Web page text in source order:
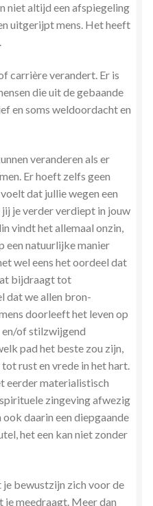
niet altijd een afspiegeling
uitgerijpt mens. Het heeft
carrière verandert. Er is
die uit de gebaande
en soms weldoordacht en
veranderen als er
Er hoeft zelfs geen
dat jullie wegen een
je verder verdiept in jouw
vindt het allemaal onzin,
een natuurlijke manier
wel eens het oordeel dat
bijdraagt tot
dat we allen bron-
doorleeft het leven op
of stilzwijgend
pad het beste zou zijn,
rust en vrede in het hart.
eerder materialistisch
zingeving afwezig
daarin een diepgaande
het een kan niet zonder
bewustzijn zich voor de
je meedraagt. Meer dan